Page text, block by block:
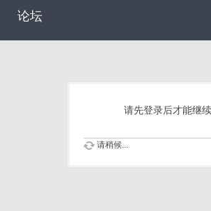
论坛
请先登录后才能继
请稍候...